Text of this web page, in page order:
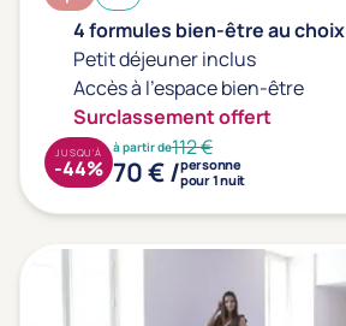
4 formules bien-être au choix
Petit déjeuner inclus
Accès à l'espace bien-être
Surclassement offert
à partir de112 €
70 € /personne
pour 1 nuit
JUSQU'À
-44%